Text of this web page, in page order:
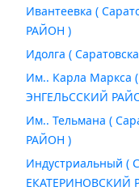
Ивантеевка (
РАЙОН )
Идолга (
Им.. Карла Маркса (
ЭНГЕЛЬССКИЙ
Им.. Тельмана (
РАЙОН )
Индустриальный (
ЕКАТЕРИНОВСКИЙ